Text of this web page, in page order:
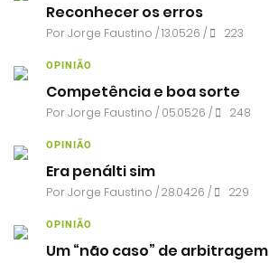
Reconhecer os erros
PorJorge Faustino / 13.05.26 / 223
OPINIÃO
Competência e boa sorte
PorJorge Faustino / 05.05.26 / 248
OPINIÃO
Era penálti sim
PorJorge Faustino / 28.04.26 / 229
OPINIÃO
Um “não caso” de arbitragem